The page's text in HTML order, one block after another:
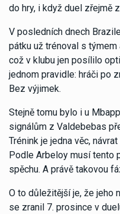
do hry, i když duel zřejmě
V posledních dnech
pátku už trénoval s
což v klubu jen posílilo
jednom pravidle: hráči po
Bez výjimek.
Stejně tomu bylo i u
signálům z Valdebebas
Trénink je jedna věc,
Podle Arbeloy musí tento
spěchu. A právě takovou
O to důležitější je, že jeho
se zranil 7. prosince v